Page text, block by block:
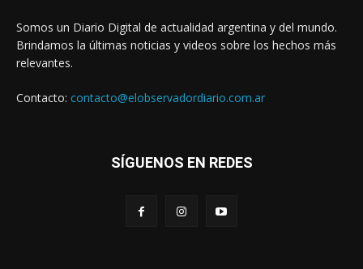
Somos un Diario Digital de actualidad argentina y del mundo.
Brindamos la últimas noticias y videos sobre los hechos más
relevantes.
Contacto: contacto@elobservadordiario.com.ar
SÍGUENOS EN REDES